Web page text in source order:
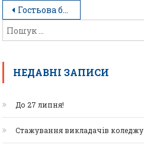
Гостьова бінарна лекція
НЕДАВНІ ЗАПИСИ
До 27 липня!
Стажування викладачів коледжу